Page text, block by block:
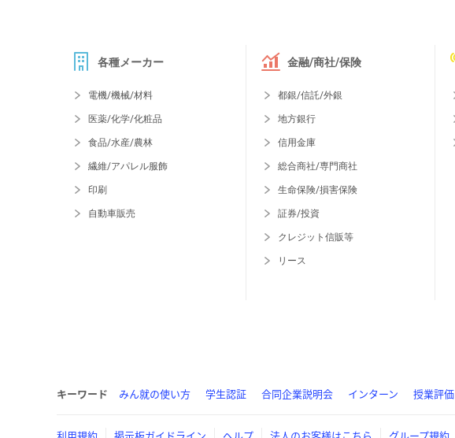
各種メーカー
電機/機械/材料
医薬/化学/化粧品
食品/水産/農林
繊維/アパレル服飾
印刷
自動車販売
金融/商社/保険
都銀/信託/外銀
地方銀行
信用金庫
総合商社/専門商社
生命保険/損害保険
証券/投資
クレジット信販等
リース
キーワード みん就の使い方 学生認証 合同企業説明会 インターン 授業評価